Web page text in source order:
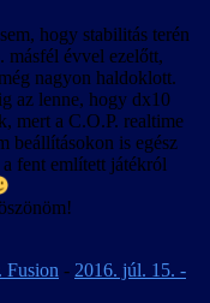
hogy stabilitás terén
évvel ezelőtt,
nagyon haldoklott.
az lenne, hogy dx10
mert a C.O.P. realtime
beállításokon is egész
fent említett játékról
Fusion - 2016. júl. 15. -